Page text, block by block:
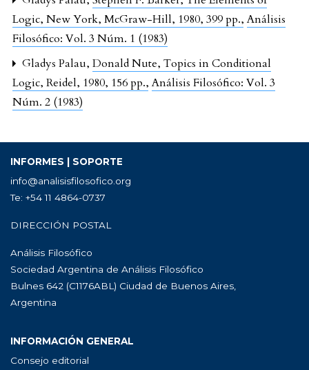
Logic, New York, McGraw-Hill, 1980, 399 pp.,Análisis
Filosófico: Vol. 3 Núm. 1 (1983)
Gladys Palau, Donald Nute, Topics in Conditional
Logic, Reidel, 1980, 156 pp.,Análisis Filosófico: Vol. 3
Núm. 2 (1983)
INFORMES | SOPORTE
info@analisisfilosofico.org
Te: +54 11 4864-0737
DIRECCIÓN POSTAL
Análisis Filosófico
Sociedad Argentina de Análisis Filosófico
Bulnes 642 (C1176ABL) Ciudad de Buenos Aires,
Argentina
INFORMACIÓN GENERAL
Consejo editorial